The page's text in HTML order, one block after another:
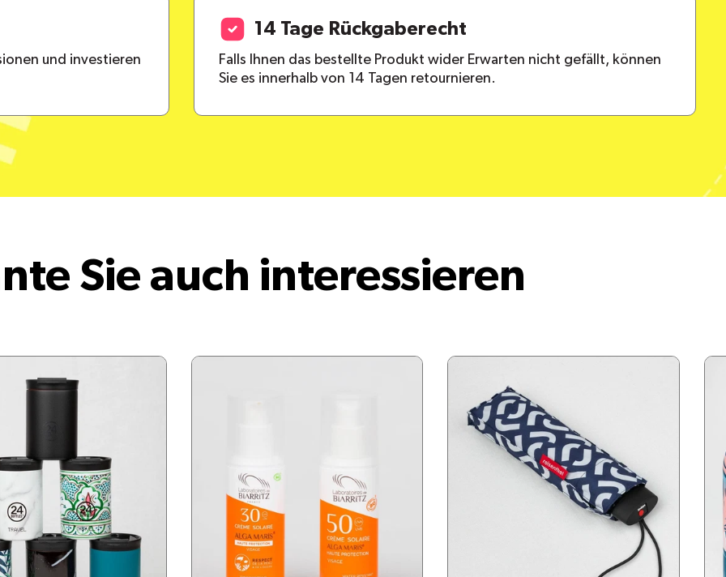
und investieren
14 Tage Rückgaberecht
Falls Ihnen das bestellte Produkt wider Erwarten nicht gefällt, können
Sie es innerhalb von 14 Tagen retournieren.
Sie auch interessieren